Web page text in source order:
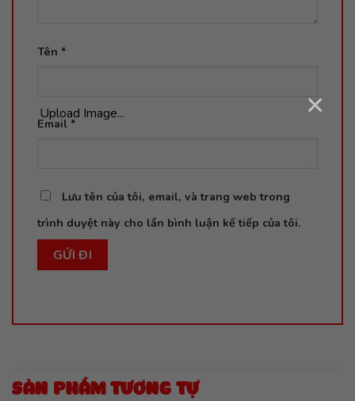
Upload Image... ×
Tên *
Email *
Lưu tên của tôi, email, và trang web trong
trình duyệt này cho lần bình luận kế tiếp của tôi.
SẢN PHẨM TƯƠNG TỰ